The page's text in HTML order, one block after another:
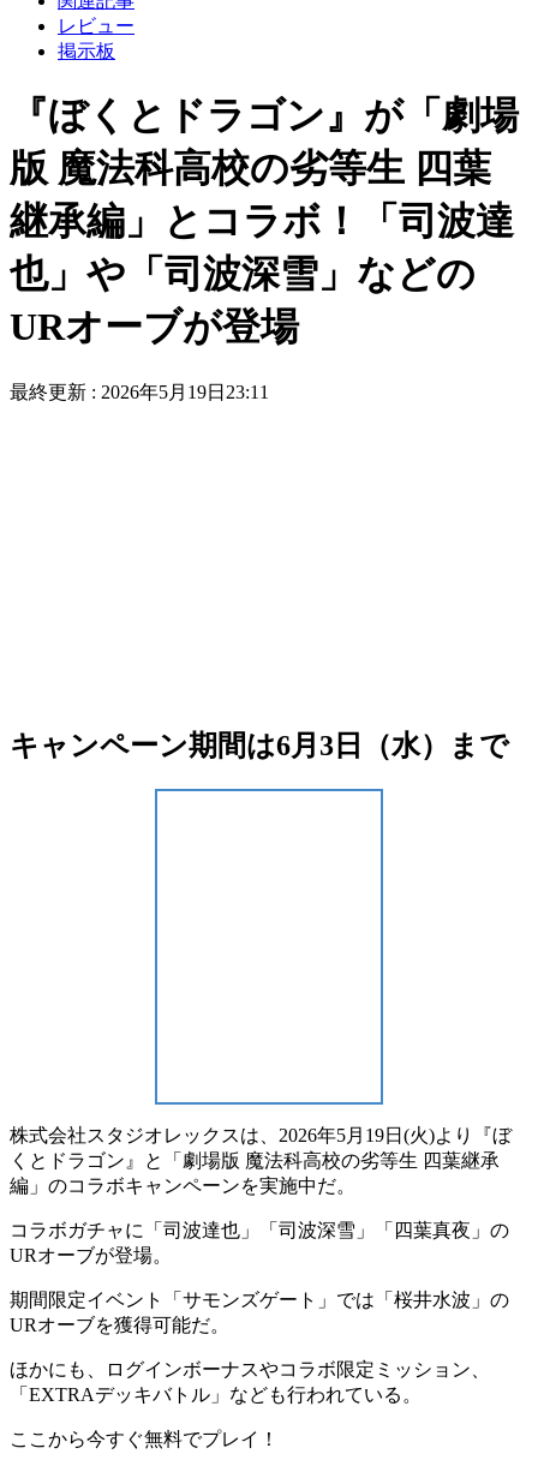
レビュー
掲示板
『ぼくとドラゴン』が「劇場
版 魔法科高校の劣等生 四葉
継承編」とコラボ！「司波達
也」や「司波深雪」などの
URオーブが登場
最終更新 : 2026年5月19日23:11
キャンペーン期間は6月3日（水）まで
株式会社スタジオレックスは、2026年5月19日(火)より
『ぼ
くとドラゴン』と「劇場版 魔法科高校の劣等生 四葉継承
編」のコラボキャンペーンを実施中だ。
コラボガチャに
「司波達也」「司波深雪」「四葉真夜」の
URオーブが登場。
期間限定イベント「サモンズゲート」では 「桜井水波」の
URオーブを獲得可能だ。
ほかにも、ログインボーナスやコラボ限定ミッション、
「EXTRAデッキバトル」なども行われている。
ここから今すぐ無料でプレイ！